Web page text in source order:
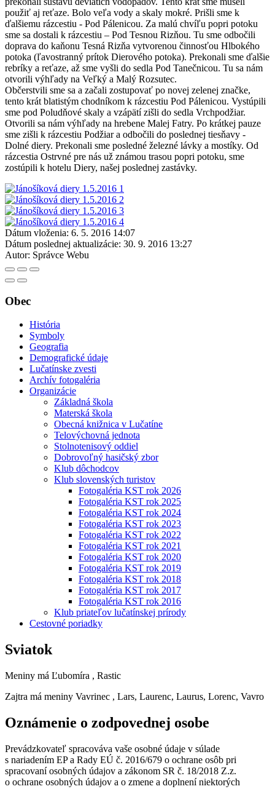
použiť aj reťaze. Bolo veľa vody a skaly mokré. Prišli sme k
ďalšiemu rázcestiu - Pod Pálenicou. Za malú chvíľu popri potoku
sme sa dostali k rázcestiu – Pod Tesnou Rizňou. Tu sme odbočili
doprava do kaňonu Tesná Rizňa vytvorenou činnosťou Hlbokého
potoka (ľavostranný prítok Dierového potoka). Prekonali sme ďalšie
rebríky a reťaze, až sme vyšli do sedla Pod Tanečnicou. Tu sa nám
otvorili výhľady na Veľký a Malý Rozsutec.
Občerstvili sme sa a začali zostupovať po novej zelenej značke,
tento krát blatistým chodníkom k rázcestiu Pod Pálenicou. Vystúpili
sme pod Poludňové skaly a vzápätí zišli do sedla Vrchpodžiar.
Otvorili sa nám výhľady na hrebene Malej Fatry. Po krátkej pauze
sme zišli k rázcestiu Podžiar a odbočili do poslednej tiesňavy -
Dolné diery. Prekonali sme posledné železné lávky a mostíky. Od
rázcestia Ostrvné pre nás už známou trasou popri potoku, sme
zostúpili k hotelu Diery, našej poslednej zastávky.
Dátum vloženia: 6. 5. 2016 14:07
Dátum poslednej aktualizácie: 30. 9. 2016 13:27
Autor: Správce Webu
Obec
História
Symboly
Geografia
Demografické údaje
Lučatínske zvesti
Archív fotogaléria
Organizácie
Základná škola
Materská škola
Obecná knižnica v Lučatíne
Telovýchovná jednota
Stolnotenisový oddiel
Dobrovoľný hasičský zbor
Klub dôchodcov
Klub slovenských turistov
Fotogaléria KST rok 2026
Fotogaléria KST rok 2025
Fotogaléria KST rok 2024
Fotogaléria KST rok 2023
Fotogaléria KST rok 2022
Fotogaléria KST rok 2021
Fotogaléria KST rok 2020
Fotogaléria KST rok 2019
Fotogaléria KST rok 2018
Fotogaléria KST rok 2017
Fotogaléria KST rok 2016
Klub priateľov lučatínskej prírody
Cestovné poriadky
Sviatok
Meniny má Ľubomíra , Rastic
Zajtra má meniny Vavrinec , Lars, Laurenc, Laurus, Lorenc, Vavro
Oznámenie o zodpovednej osobe
Prevádzkovateľ spracováva vaše osobné údaje v súlade
s nariadením EP a Rady EÚ č. 2016/679 o ochrane osôb pri
spracovaní osobných údajov a zákonom SR č. 18/2018 Z.z.
o ochrane osobných údajov a o zmene a doplnení niektorých